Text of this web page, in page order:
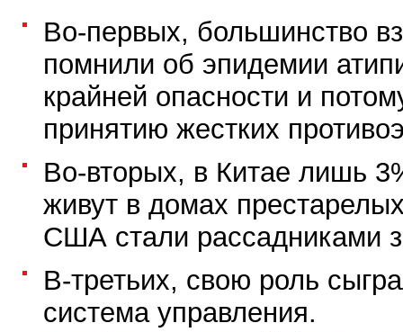
Во-первых, большинство
помнили об эпидемии
крайней опасности и
принятию жестких
Во-вторых, в Китае лишь
живут в домах
США стали рассадниками
В-третьих, свою роль
система управления.